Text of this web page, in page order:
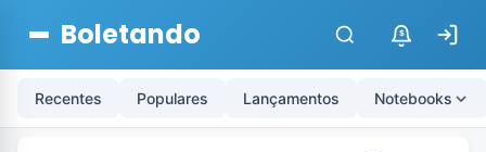
Boletando $
Recentes Populares Lançamentos Notebooks